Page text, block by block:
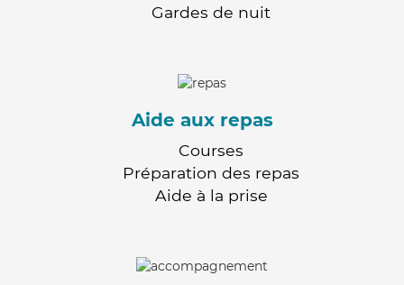
Gardes de nuit
Aide aux repas
Courses
Préparation des repas
Aide à la prise